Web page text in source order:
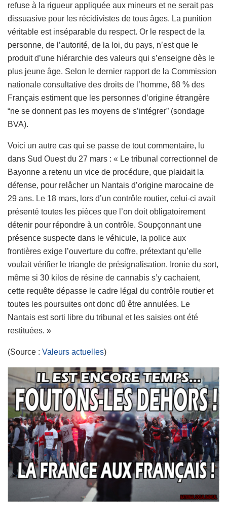
refuse à la rigueur appliquée aux mineurs et ne serait pas
dissuasive pour les récidivistes de tous âges. La punition
véritable est inséparable du respect. Or le respect de la
personne, de l’autorité, de la loi, du pays, n’est que le
produit d’une hiérarchie des valeurs qui s’enseigne dès le
plus jeune âge. Selon le dernier rapport de la Commission
nationale consultative des droits de l’homme, 68 % des
Français estiment que les personnes d’origine étrangère
“ne se donnent pas les moyens de s’intégrer” (sondage
BVA).
Voici un autre cas qui se passe de tout commentaire, lu
dans Sud Ouest du 27 mars : « Le tribunal correctionnel de
Bayonne a retenu un vice de procédure, que plaidait la
défense, pour relâcher un Nantais d’origine marocaine de
29 ans. Le 18 mars, lors d’un contrôle routier, celui-ci avait
présenté toutes les pièces que l’on doit obligatoirement
détenir pour répondre à un contrôle. Soupçonnant une
présence suspecte dans le véhicule, la police aux
frontières exige l’ouverture du coffre, prétextant qu’elle
voulait vérifier le triangle de présignalisation. Ironie du sort,
même si 30 kilos de résine de cannabis s’y cachaient,
cette requête dépasse le cadre légal du contrôle routier et
toutes les poursuites ont donc dû être annulées. Le
Nantais est sorti libre du tribunal et les saisies ont été
restituées. »
(Source : Valeurs actuelles)